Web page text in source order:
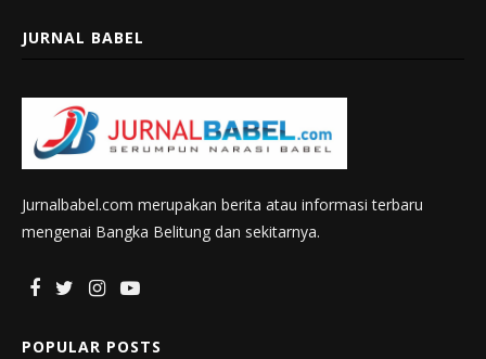
JURNAL BABEL
Jurnalbabel.com merupakan berita atau informasi terbaru
mengenai Bangka Belitung dan sekitarnya.
POPULAR POSTS